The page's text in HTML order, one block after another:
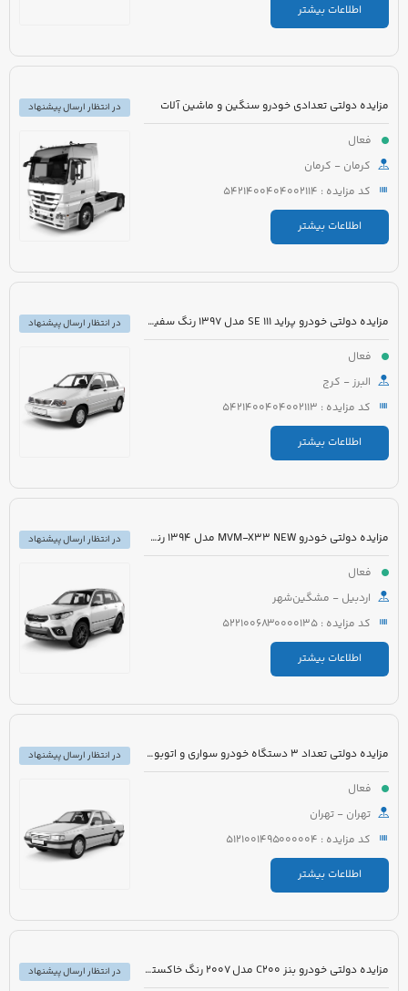
اطلاعات بیشتر
مزایده دولتی تعدادی خودرو سنگین و ماشین آلات
فعال
کرمان - کرمان
کد مزایده : 5421400404002114
اطلاعات بیشتر
در انتظار ارسال پیشنهاد
مزایده دولتی خودرو پراید 111 SE مدل 1397 رنگ سفید روغنی
فعال
البرز - کرج
کد مزایده : 5421400404002113
اطلاعات بیشتر
در انتظار ارسال پیشنهاد
مزایده دولتی خودرو MVM-X33 NEW مدل 1394 رنگ سفید
فعال
اردبیل - مشگین‌شهر
کد مزایده : 5221006830000135
اطلاعات بیشتر
در انتظار ارسال پیشنهاد
مزایده دولتی تعداد 3 دستگاه خودرو سواری و اتوبوس
فعال
تهران - تهران
کد مزایده : 5121001495000004
اطلاعات بیشتر
در انتظار ارسال پیشنهاد
مزایده دولتی خودرو بنز C200 مدل 2007 رنگ خاکستری
در انتظار ارسال پیشنهاد